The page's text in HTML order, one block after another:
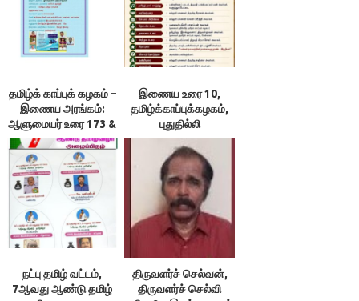
தமிழ்க் காப்புக் கழகம் –
இணைய அரங்கம்:
ஆளுமையர் உரை 173 &
174 ; நூலரங்கம்
இணைய உரை 10,
தமிழ்க்காப்புக்கழகம்,
புதுதில்லி
நட்பு தமிழ் வட்டம்,
7ஆவது ஆண்டு தமிழ்
திருவளர்ச் செல்வன்,
திருவளர்ச் செல்வி